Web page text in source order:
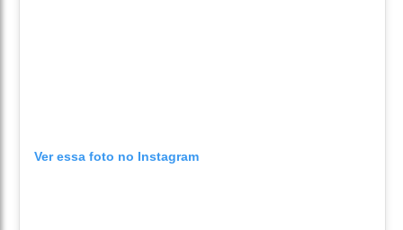
Ver essa foto no Instagram